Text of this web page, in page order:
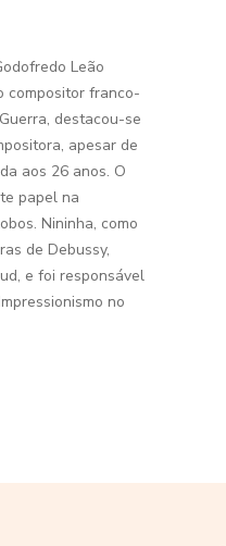
Leão
compositor franco-
destacou-se
apesar de
aos 26 anos. O
papel na
Nininha, como
de Debussy,
e foi responsável
no